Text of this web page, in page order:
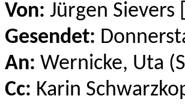
Von: Jürgen
Gesendet:
An: Wernicke, Uta
Cc: Karin